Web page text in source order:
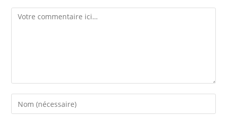
Comment
Enter
your